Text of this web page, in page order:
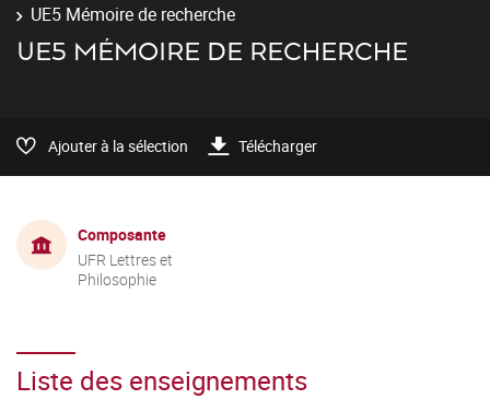
UE5 Mémoire de recherche
UE5 MÉMOIRE DE RECHERCHE
Ajouter à la sélection Télécharger
Composante
UFR Lettres et
Philosophie
Liste des enseignements